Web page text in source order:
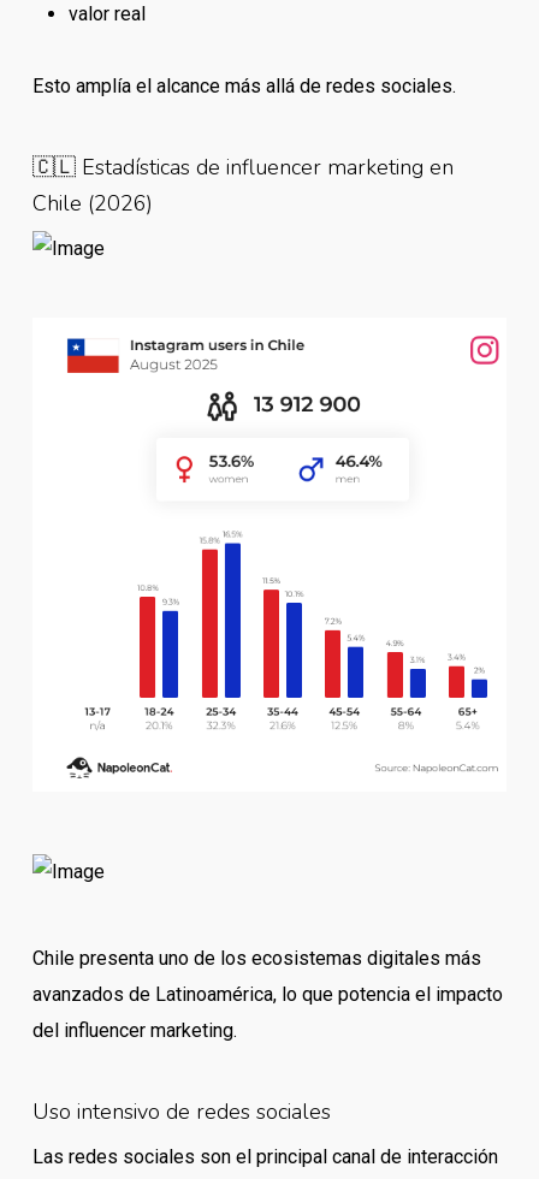
valor real
Esto amplía el alcance más allá de redes sociales.
🇨🇱 Estadísticas de influencer marketing en
Chile (2026)
Chile presenta uno de los ecosistemas digitales más
avanzados de Latinoamérica, lo que potencia el impacto
del influencer marketing.
Uso intensivo de redes sociales
Las redes sociales son el principal canal de interacción